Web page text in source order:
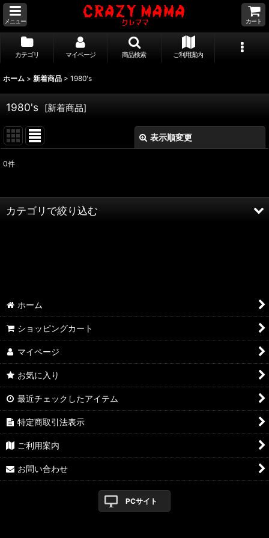
メニュー カート
カテゴリ マイページ 商品検索 ご利用案内
ホーム > 新着商品 > 1980's
1980's [新着商品]
表示順変更
表示数 :
0件
カテゴリで絞り込む
ホーム
ショッピングカート
マイページ
お気に入り
最近チェックしたアイテム
特定商取引法表示
ご利用案内
お問い合わせ
PCサイト